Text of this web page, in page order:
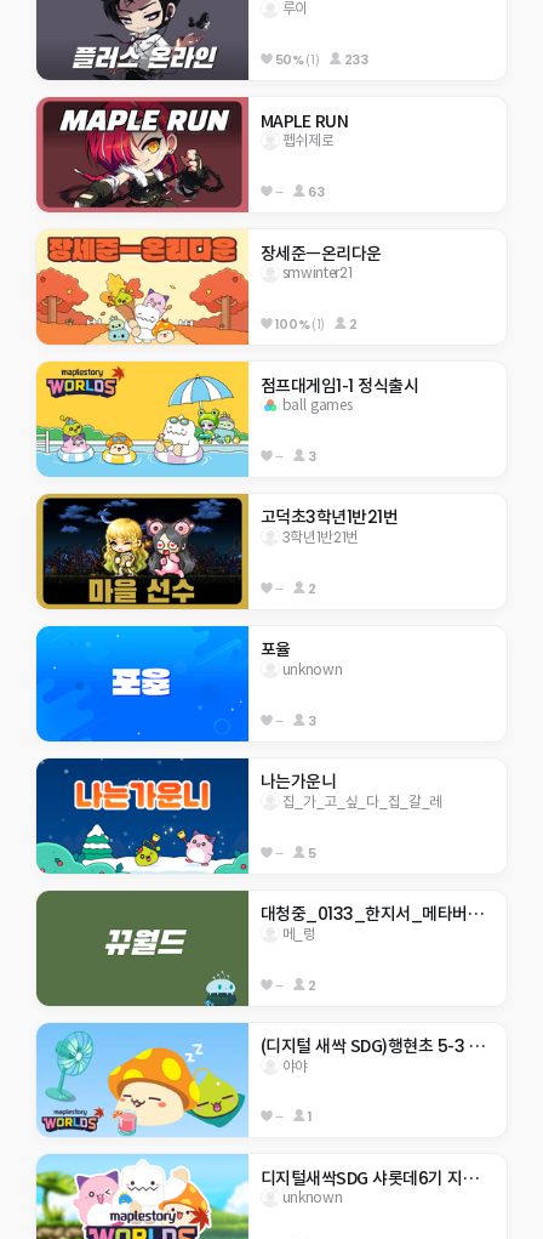
루이
50%(1) 233
MAPLE RUN
펩쉬제로
-- 63
장세준ㅡ온리다운
smwinter21
100%(1) 2
점프대게임1-1 정식출시
ball games
-- 3
고덕초3학년1반21번
3학년1반21번
-- 2
포율
unknown
-- 3
나는가운니
집_가_고_싶_다_집_갈_레
-- 5
대청중_0133_한지서_메타버스 점프맵
메_렁
-- 2
(디지털 새싹 SDG)행현초 5-3 야야 -생태계 보호-
야야
-- 1
디지털새싹SDG 샤롯데6기 지구 구하기
unknown